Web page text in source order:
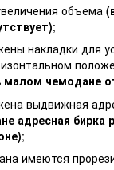
объема
;
накладки для
малом чемодане
выдвижная
адресная бирка
;
имеются